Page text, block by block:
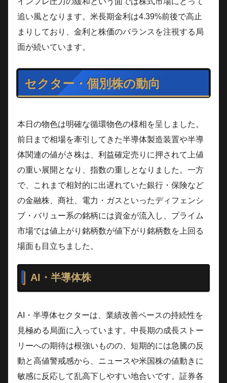
追い風となります。米長期金利は4.39%前後で高止
まりしており、金利と株価のバランスを注視する局
面が続いています。
セクター・個別株の動向
本日の物色は明確な循環物色の様相を呈しました。
前日まで相場を牽引してきた半導体製造装置や半導
体関連の値がさ株は、利益確定売りに押されて上値
の重い展開となり、指数の重しとなりました。一方
で、これまで相対的に出遅れていた銀行・保険など
の金融株、商社、電力・ガスといったディフェンシ
ブ・バリュー系の銘柄には資金が流入し、プライム
市場では値上がり銘柄数が値下がり銘柄数を上回る
場面も目立ちました。
AI・半導体株
AI・半導体セクターは、業績改善ペースの持続性を
見極める局面に入っています。中長期の成長ストー
リーへの期待は根強いものの、短期的には急騰の反
動と高値警戒感から、ニュースや米国株の値動きに
敏感に反応して乱高下しやすい地合いです。証券各